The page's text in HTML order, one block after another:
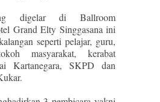
digelar di Ballroom
Grand Elty Singgasana ini
seperti pelajar, guru,
masyarakat, kerabat
Kartanegara, SKPD dan